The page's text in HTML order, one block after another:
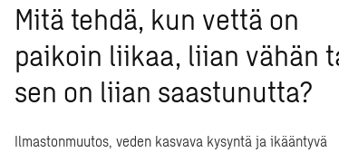
toteuttaa ilmastokestäviä ratkaisuja. Olemme
johtavien kaupunkien hyvistä käytännöistä,
Jonathan A. Leonardsen
, Swecon Urban
Kestävän kaupunkisuunnittelun vaikutuksia voidaan
vaatii yhteistyötä
sopeutua ilmastonmuutoksen aiheuttamiin sään
hyödyntäminen ja yhdistäminen
Mitä tehdä, kun vettä on
paikoin liikaa, liian vähän
sen on liian saastunutta?
Ilmastonmuutos, veden kasvava kysyntä ja ikääntyvä